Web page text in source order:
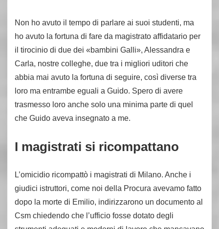
Non ho avuto il tempo di parlare ai suoi studenti, ma
ho avuto la fortuna di fare da magistrato affidatario per
il tirocinio di due dei «bambini Galli», Alessandra e
Carla, nostre colleghe, due tra i migliori uditori che
abbia mai avuto la fortuna di seguire, così diverse tra
loro ma entrambe eguali a Guido. Spero di avere
trasmesso loro anche solo una minima parte di quel
che Guido aveva insegnato a me.
I magistrati si ricompattano
L’omicidio ricompattò i magistrati di Milano. Anche i
giudici istruttori, come noi della Procura avevamo fatto
dopo la morte di Emilio, indirizzarono un documento al
Csm chiedendo che l’ufficio fosse dotato degli